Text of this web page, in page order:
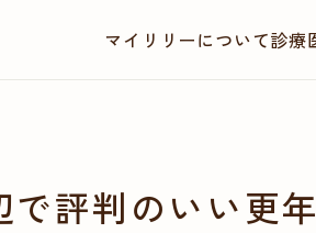
マイリリーについて診療
で評判のいい更